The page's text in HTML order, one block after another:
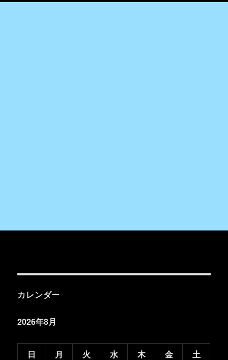
カレンダー
2026年8月
日 月 火 水 木 金 土